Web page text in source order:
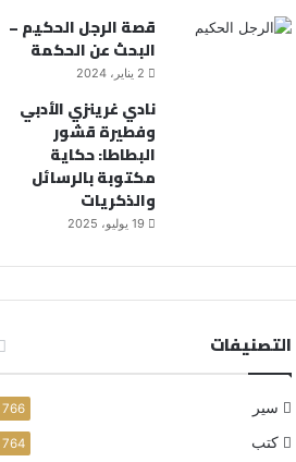
قصة الرجل الحكيم –
البحث عن الحكمة
2 يناير، 2024
نادي غرينزي الأدبي
وفطيرة قشور
البطاطا: حكاية
مكتوبة بالرسائل
والذكريات
19 يوليو، 2025
التصنيفات
سير 766
كتب 764